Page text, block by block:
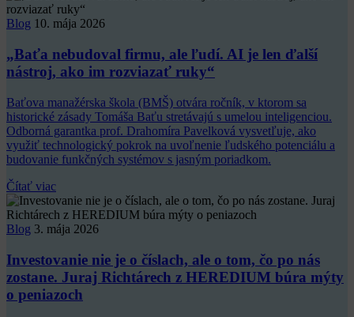
Blog 10. mája 2026
„Baťa nebudoval firmu, ale ľudí. AI je len ďalší
nástroj, ako im rozviazať ruky“
Baťova manažérska škola (BMŠ) otvára ročník, v ktorom sa
historické zásady Tomáša Baťu stretávajú s umelou inteligenciou.
Odborná garantka prof. Drahomíra Pavelková vysvetľuje, ako
využiť technologický pokrok na uvoľnenie ľudského potenciálu a
budovanie funkčných systémov s jasným poriadkom.
Čítať viac
Blog 3. mája 2026
Investovanie nie je o číslach, ale o tom, čo po nás
zostane. Juraj Richtárech z HEREDIUM búra mýty
o peniazoch